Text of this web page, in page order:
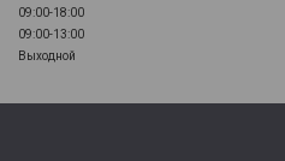
09:00-18:00
09:00-13:00
Выходной